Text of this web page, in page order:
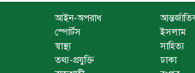
আইন-অপরাধ
স্পোর্টস ইসলাম
স্বাস্থ্য সাহিত্য
তথ্য-প্রযুক্তি ঢাকা